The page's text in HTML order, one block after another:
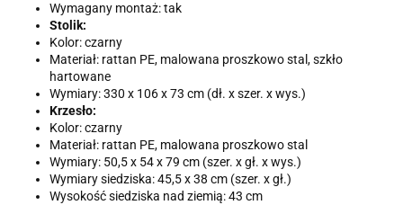
Wymagany montaż: tak
Stolik:
Kolor: czarny
Materiał: rattan PE, malowana proszkowo stal, szkło
hartowane
Wymiary: 330 x 106 x 73 cm (dł. x szer. x wys.)
Krzesło:
Kolor: czarny
Materiał: rattan PE, malowana proszkowo stal
Wymiary: 50,5 x 54 x 79 cm (szer. x gł. x wys.)
Wymiary siedziska: 45,5 x 38 cm (szer. x gł.)
Wysokość siedziska nad ziemią: 43 cm